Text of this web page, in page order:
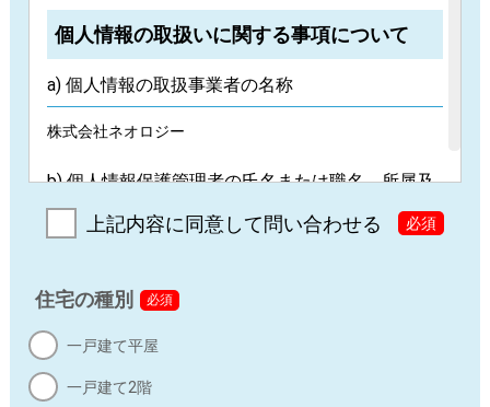
個人情報の取扱いに関する事項について
a) 個人情報の取扱事業者の名称
株式会社ネオロジー
b) 個人情報保護管理者の氏名または職名、所属及
び連絡先
入力された個人情報は、ユーザーに本サービスを快適に
利用していただく範囲内でのみ、個人情報を利用しま
上記内容に同意して問い合わせる 必須
住宅の種別 必須
一戸建て平屋
一戸建て2階